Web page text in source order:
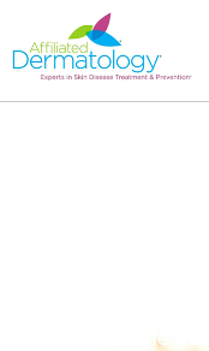
Desde
acné